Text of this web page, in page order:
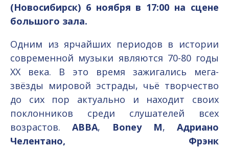
(Новосибирск) 6 ноября в 17:00 на сцене
большого зала.
Одним из ярчайших периодов в истории
современной музыки являются 70-80 годы
XX века. В это время зажигались мега-
звёзды мировой эстрады, чьё творчество
до сих пор актуально и находит своих
поклонников среди слушателей всех
возрастов.АВВА, Boney M, Адриано
Челентано, Фрэнк